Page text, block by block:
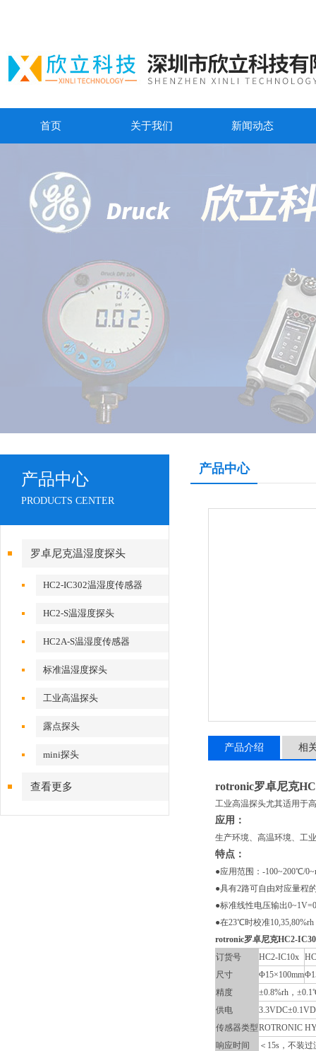
首页 关于我们 新闻动态
产品中心
PRODUCTS CENTER
罗卓尼克温湿度探头
HC2-IC302温湿度传感器
HC2-S温湿度探头
HC2A-S温湿度传感器
标准温湿度探头
工业高温探头
露点探头
mini探头
查看更多
产品中心
产品介绍 相
rotronic罗卓尼克
工业高温探头尤其适用于
应用：
生产环境、高温环境、工
特点：
●应用范围：-100~200℃/
●具有2路可自由对应量程
●标准线性电压输出
●在23℃时校准10,35,80%rh
rotronic罗卓尼克HC2-
订货号
HC2-IC10x
尺寸
Φ15×100mm
精度
±0.8%rh，
供电
传感器类型ROTRONIC
响应时间
＜15s，不装